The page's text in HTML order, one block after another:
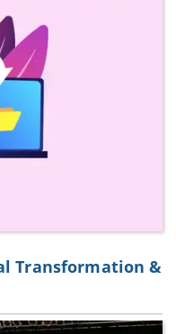
Transformation &